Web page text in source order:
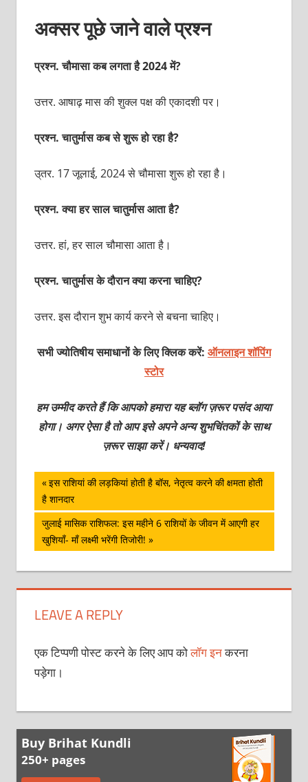
अक्‍सर पूछे जाने वाले प्रश्‍न
प्रश्‍न. चौमासा कब लगता है 2024 में?
उत्तर. आषाढ़ मास की शुक्‍ल पक्ष की एकादशी पर।
प्रश्‍न. चातुर्मास कब से शुरू हो रहा है?
उ्तर. 17 जूलाई, 2024 से चौमासा शुरू हो रहा है।
प्रश्‍न. क्‍या हर साल चातुर्मास आता है?
उत्तर. हां, हर साल चौमासा आता है।
प्रश्‍न. चातुर्मास के दौरान क्‍या करना चाहिए?
उत्तर. इस दौरान शुभ कार्य करने से बचना चाहिए।
सभी ज्योतिषीय समाधानों के लिए क्लिक करें: ऑनलाइन शॉपिंग
स्टोर
हम उम्मीद करते हैं कि आपको हमारा यह ब्लॉग ज़रूर पसंद आया
होगा। अगर ऐसा है तो आप इसे अपने अन्य शुभचिंतकों के साथ
ज़रूर साझा करें। धन्यवाद!
पोस्ट
नेविगेशन
Previous
Post:
इस राशियां की लड़कियां होती है बॉस, नेतृत्व करने की क्षमता होती
है शानदार
Next
Post:
जुलाई मासिक राशिफल: इस महीने 6 राशियों के जीवन में आएगी हर
खुशियाँ- माँ लक्ष्मी भरेंगी तिजोरी!
LEAVE A REPLY
एक टिप्पणी पोस्ट करने के लिए आप कोलॉग इनकरना
पड़ेगा।
Buy Brihat Kundli
250+ pages